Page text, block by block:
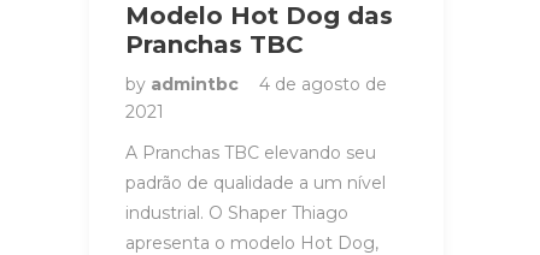
Modelo Hot Dog das
Pranchas TBC
by admintbc
4 de agosto de
2021
A Pranchas TBC elevando seu
padrão de qualidade a um nível
industrial. O Shaper Thiago
apresenta o modelo Hot Dog,